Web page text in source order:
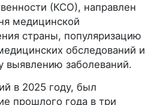
(КСО), направлен
медицинской
страны, популяризацию
обследований и
выявлению заболеваний.
в 2025 году, был
прошлого года в три